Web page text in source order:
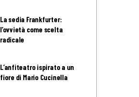
La sedia Frankfurter:
l’ovvietà come scelta
radicale
L’anfiteatro ispirato a un
fiore di Mario Cucinella